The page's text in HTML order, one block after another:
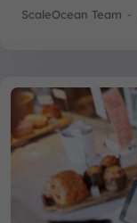
ScaleOcean Team -